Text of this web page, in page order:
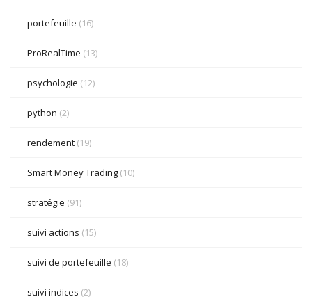
portefeuille (16)
ProRealTime (13)
psychologie (12)
python (2)
rendement (19)
Smart Money Trading (10)
stratégie (91)
suivi actions (15)
suivi de portefeuille (18)
suivi indices (2)